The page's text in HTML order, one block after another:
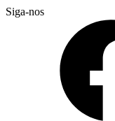
Siga-nos